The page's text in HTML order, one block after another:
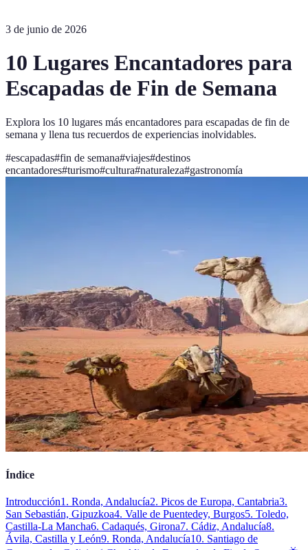
3 de junio de 2026
10 Lugares Encantadores para
Escapadas de Fin de Semana
Explora los 10 lugares más encantadores para escapadas de fin de
semana y llena tus recuerdos de experiencias inolvidables.
#escapadas#fin de semana#viajes#destinos
encantadores#turismo#cultura#naturaleza#gastronomía
Índice
Introducción1. Ronda, Andalucía2. Picos de Europa, Cantabria3.
San Sebastián, Gipuzkoa4. Valle de Puentedey, Burgos5. Toledo,
Castilla-La Mancha6. Cadaqués, Girona7. Cádiz, Andalucía8.
Ávila, Castilla y León9. Ronda, Andalucía10. Santiago de